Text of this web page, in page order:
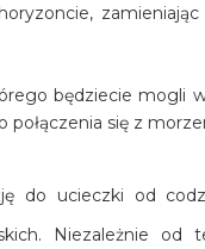
będziecie mogli
połączenia się z
do ucieczki od
Niezależnie